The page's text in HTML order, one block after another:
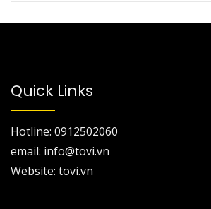
Quick Links
Hotline: 0912502060
email: info@tovi.vn
Website: tovi.vn